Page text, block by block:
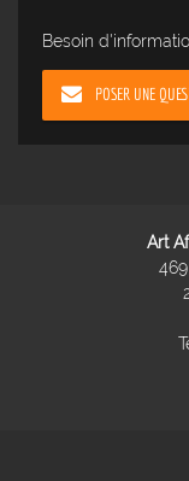
Besoin
POSER UNE
Art